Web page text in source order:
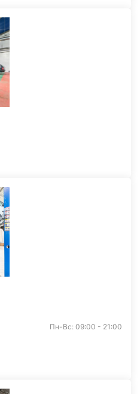
Пн-Вс: 09:00 - 21:00